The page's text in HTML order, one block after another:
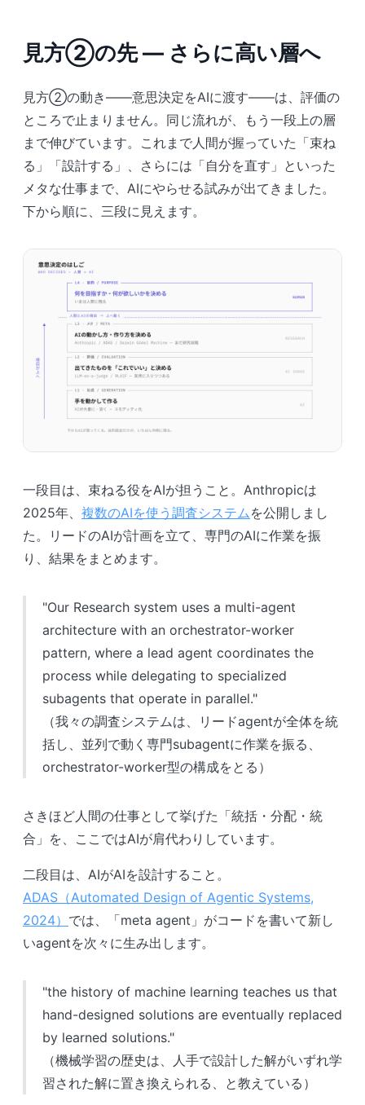
見方②の先 ― さらに高い層へ
見方②の動き――意思決定をAIに渡す――は、評価の
ところで止まりません。同じ流れが、もう一段上の層
まで伸びています。これまで人間が握っていた「束ね
る」「設計する」、さらには「自分を直す」といった
メタな仕事まで、AIにやらせる試みが出てきました。
下から順に、三段に見えます。
一段目は、束ねる役をAIが担うこと。Anthropicは
2025年、 複数のAIを使う調査システム を公開しまし
た。リードのAIが計画を立て、専門のAIに作業を振
り、結果をまとめます。
"Our Research system uses a multi-agent
architecture with an orchestrator-worker
pattern, where a lead agent coordinates the
process while delegating to specialized
subagents that operate in parallel."
（我々の調査システムは、リードagentが全体を統
括し、並列で動く専門subagentに作業を振る、
orchestrator-worker型の構成をとる）
さきほど人間の仕事として挙げた「統括・分配・統
合」を、ここではAIが肩代わりしています。
二段目は、AIがAIを設計すること。
ADAS（Automated Design of Agentic Systems,
2024） では、「meta agent」がコードを書いて新し
いagentを次々に生み出します。
"the history of machine learning teaches us that
hand-designed solutions are eventually replaced
by learned solutions."
（機械学習の歴史は、人手で設計した解がいずれ学
習された解に置き換えられる、と教えている）